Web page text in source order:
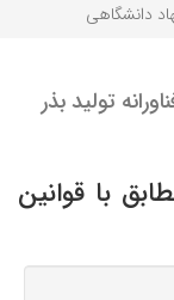
دانشگاهی
تولید بذر
با قوانین